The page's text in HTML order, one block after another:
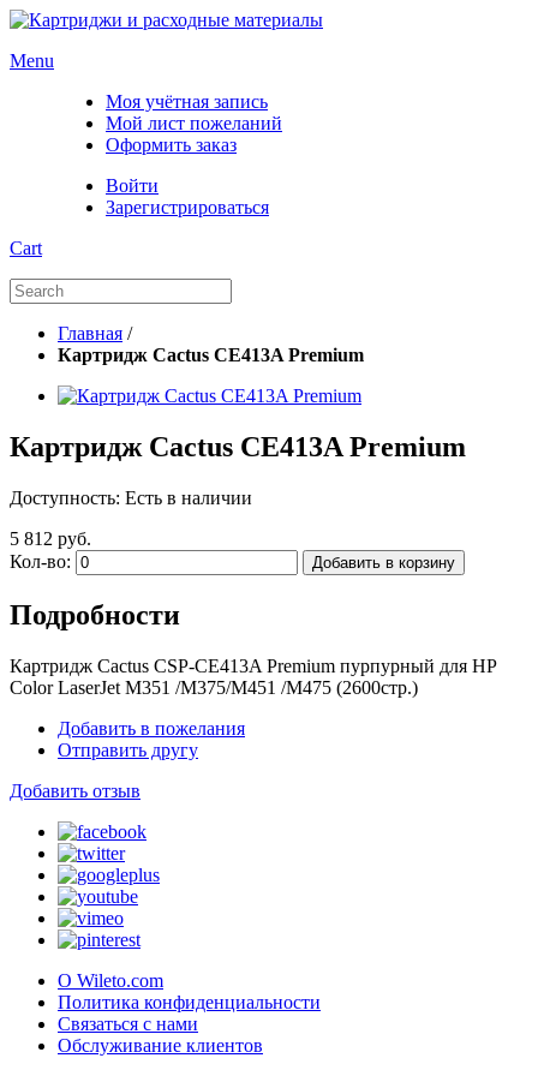
Menu
Моя учётная запись
Мой лист пожеланий
Оформить заказ
Войти
Зарегистрироваться
Cart
Главная /
Картридж Cactus CE413A Premium
Картридж Cactus CE413A Premium
Доступность: Есть в наличии
5 812 руб.
Кол-во:
Добавить в корзину
Подробности
Картридж Cactus CSP-CE413A Premium пурпурный для HP
Color LaserJet M351 /M375/M451 /M475 (2600стр.)
Добавить в пожелания
Отправить другу
Добавить отзыв
О Wileto.com
Политика конфиденциальности
Связаться с нами
Обслуживание клиентов